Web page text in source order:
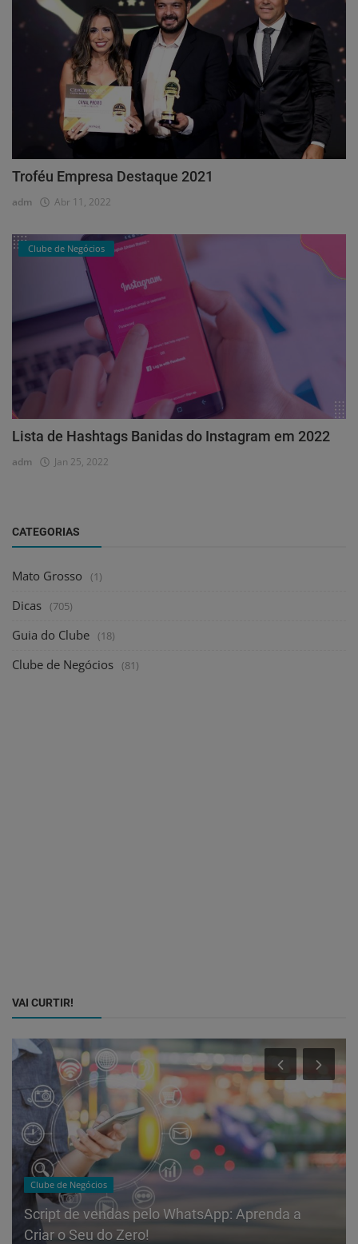
Troféu Empresa Destaque 2021
adm Abr 11, 2022
Clube de Negócios
Lista de Hashtags Banidas do Instagram em 2022
adm Jan 25, 2022
CATEGORIAS
Mato Grosso (1)
Dicas (705)
Guia do Clube (18)
Clube de Negócios (81)
VAI CURTIR!
Clube de Negócios
Script de vendas pelo WhatsApp: Aprenda a
Criar o Seu do Zero!